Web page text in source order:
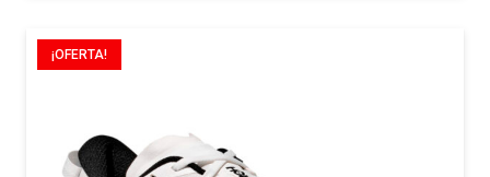
¡OFERTA!